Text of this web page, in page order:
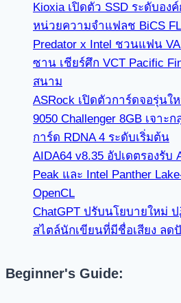
Kioxia เปิดตัว SSD ระดับอง
หน่วยความจำแฟลช BiCS
Predator x Intel ชวนแฟน
ซาน เชียร์ศึก VCT Pacific
สนาม
ASRock เปิดตัวการ์ดจอรุ่นใ
9050 Challenger 8GB เจาะ
การ์ด RDNA 4 ระดับเริ่มต้น
AIDA64 v8.35 อัปเดตรองรับ
Peak และ Intel Panther
OpenCL
ChatGPT ปรับนโยบายใหม่
สไตล์นักเขียนที่มีชื่อเสียง ลด
Beginner's Guide: